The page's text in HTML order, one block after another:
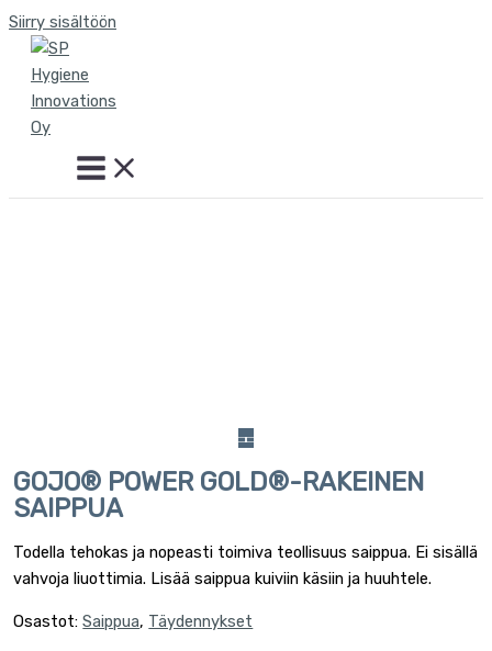
Siirry sisältöön
GOJO® POWER GOLD®-RAKEINEN
SAIPPUA
Todella tehokas ja nopeasti toimiva teollisuus saippua. Ei sisällä
vahvoja liuottimia. Lisää saippua kuiviin käsiin ja huuhtele.
Osastot:Saippua, Täydennykset